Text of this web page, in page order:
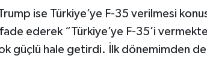
ise Türkiye’ye F-35 verilmesi
ifade ederek “Türkiye’ye F-35’i
güçlü hale getirdi. İlk dönemimden